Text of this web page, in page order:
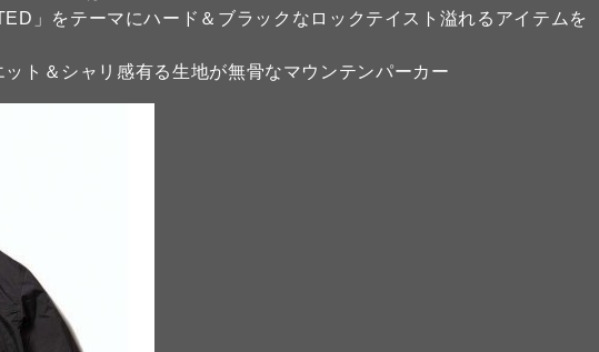
」をテーマにハード＆ブラックなロックテイスト溢れるアイテムを
ト＆シャリ感有る生地が無骨なマウンテンパーカー